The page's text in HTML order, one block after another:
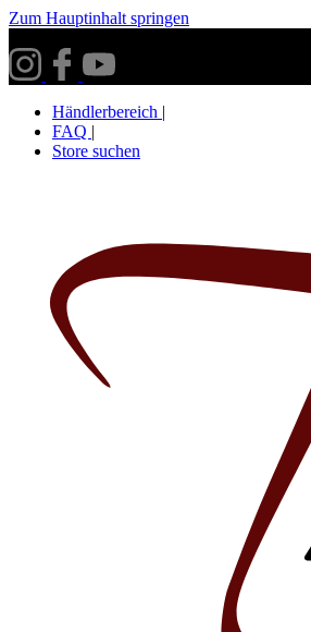
Zum Hauptinhalt springen
Händlerbereich |
FAQ |
Store suchen